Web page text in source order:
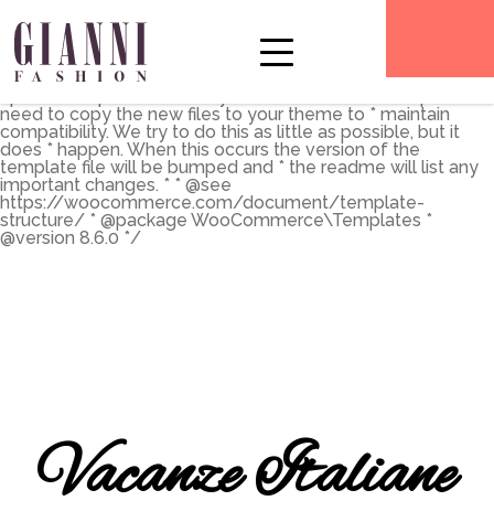
the main shop page which is a post type archive * * This
template can be overridden by copying it to
yourtheme/woocommerce/archive-product.php. * *
HOWEVER, on occasion WooCommerce will need to
need to copy the new files to your theme to * maintain
compatibility. We try to do this as little as possible, but it
does * happen. When this occurs the version of the
template file will be bumped and * the readme will list any
important changes. * * @see
https://woocommerce.com/document/template-
structure/ * @package WooCommerce\Templates *
@version 8.6.0 */
Vacanze Italiane